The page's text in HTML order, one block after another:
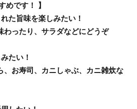
めです！ 】
た旨味を楽しみたい！
ったり、サラダなどにどうぞ
たい！
お寿司、カニしゃぶ、カニ雑炊な